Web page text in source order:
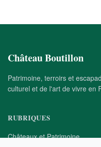
Château Boutillon
Patrimoine, terroirs et
culturel et de l'art de vivre en
RUBRIQUES
Châteaux et Patrimoine